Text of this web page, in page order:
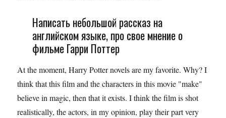
Написать небольшой рассказ на
английском языке, про свое мнение о
фильме Гарри Поттер
At the moment, Harry Potter novels are my favorite. Why? I
think that this film and the characters in this movie "make"
believe in magic, then that it exists. I think the film is shot
realistically, the actors, in my opinion, play their part very